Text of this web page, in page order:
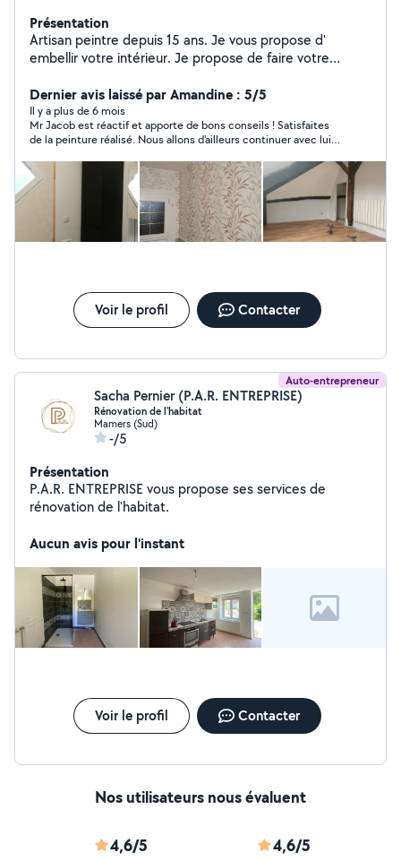
Présentation
Artisan peintre depuis 15 ans. Je vous propose d'
embellir votre intérieur. Je propose de faire votre
parquet flottant et PVC. Je rénove vos salles de
bain.pose de placo et bande a joint.
Dernier avis laissé par Amandine : 5/5
Il y a plus de 6 mois
Mr Jacob est réactif et apporte de bons conseils ! Satisfaites
de la peinture réalisé. Nous allons d'ailleurs continuer avec lui
travaux afin de développer nos compétences en tant que
particulier.
Voir le profil Contacter
Auto-entrepreneur
Sacha Pernier (P.A.R. ENTREPRISE)
Rénovation de l'habitat
Mamers (Sud)
-/5
Présentation
P.A.R. ENTREPRISE vous propose ses services de
rénovation de l'habitat.
Aucun avis pour l'instant
Voir le profil Contacter
Nos utilisateurs nous évaluent
4,6/5 4,6/5